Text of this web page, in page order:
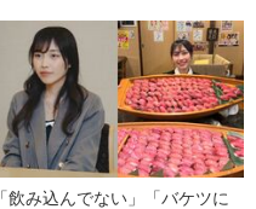
「飲み込んでない」「バケツに